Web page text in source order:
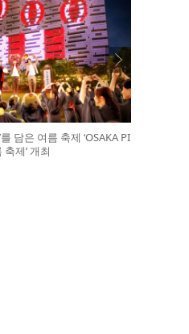
담은 여름 축제 ‘OSAKA PI
제’ 개최